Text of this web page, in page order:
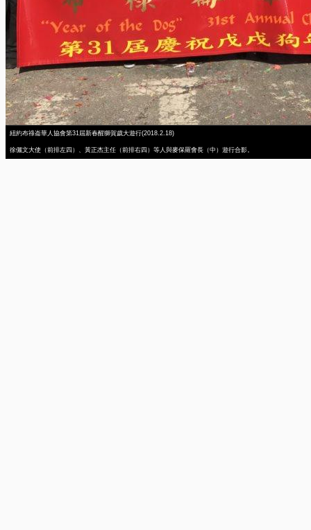
紐約布祿崙華人協會第31屆新春醒獅賀歲大遊行(2018.2.18)
徐儷文大使（前排左四）、黃正杰主任（前排右四）等人與麥保羅會長（中）遊行合影。